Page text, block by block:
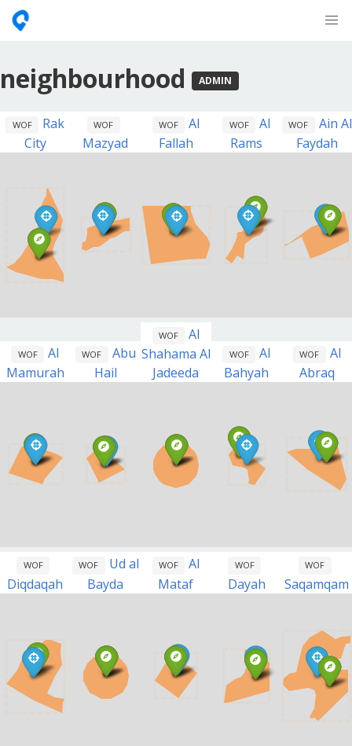
neighbourhood ADMIN
WOF
Rak
City
WOF
Mazyad
WOF
Al
Fallah
WOF
Al
Rams
WOF
Ain Al
Faydah
WOF
Al
Mamurah
WOF
Abu
Hail
WOF
Al
Shahama Al
Jadeeda
WOF
Al
Bahyah
WOF
Al
Abraq
WOF
Diqdaqah
WOF
Ud al
Bayda
WOF
Al
Mataf
WOF
Dayah
WOF
Saqamqam